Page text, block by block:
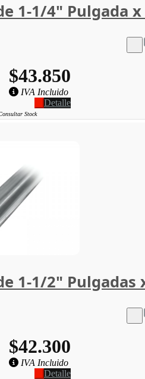
1-1/4" Pulgada x
$43.850
IVA Incluido
Detalle
Stock
1-1/2" Pulgadas
$42.300
IVA Incluido
Detalle